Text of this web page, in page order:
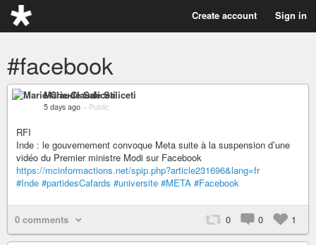
Create account Sign in
#facebook
Marie-Claude Saliceti
5 days ago – Public
RFI
Inde : le gouvernement convoque Meta suite à la suspension d’une
vidéo du Premier ministre Modi sur Facebook
https://mcinformactions.net/spip.php?article231696&lang=fr
#Inde #partidesCafards #universite #META #Facebook
0 comments 0 0 1